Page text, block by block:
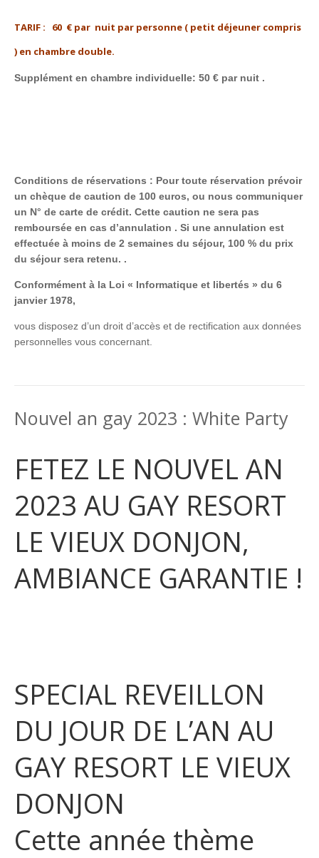
TARIF : 60 € par nuit par personne ( petit déjeuner compris
) en chambre double.
Supplément en chambre individuelle: 50 € par nuit .
Conditions de réservations : Pour toute réservation prévoir
un chèque de caution de 100 euros, ou nous communiquer
un N° de carte de crédit. Cette caution ne sera pas
remboursée en cas d’annulation . Si une annulation est
effectuée à moins de 2 semaines du séjour, 100 % du prix
du séjour sera retenu. .
Conformément à la Loi « Informatique et libertés » du 6
janvier 1978,
vous disposez d’un droit d’accès et de rectification aux données
personnelles vous concernant.
Nouvel an gay 2023 : White Party
FETEZ LE NOUVEL AN
2023 AU GAY RESORT
LE VIEUX DONJON,
AMBIANCE GARANTIE !
SPECIAL REVEILLON
DU JOUR DE L’AN AU
GAY RESORT LE VIEUX
DONJON
Cette année thème